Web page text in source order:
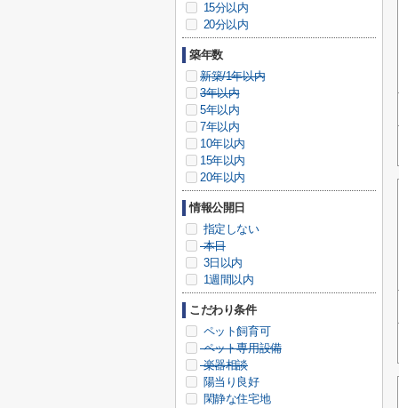
15分以内
20分以内
築年数
新築/1年以内
3年以内
5年以内
7年以内
10年以内
15年以内
20年以内
情報公開日
指定しない
本日
3日以内
1週間以内
こだわり条件
ペット飼育可
ペット専用設備
楽器相談
陽当り良好
閑静な住宅地